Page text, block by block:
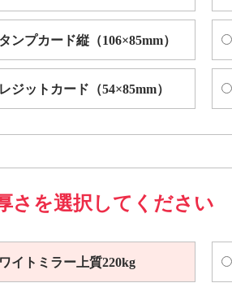
ンプカード縦（106×85mm）
ジットカード（54×85mm）
さを選択してください
イトミラー上質220kg